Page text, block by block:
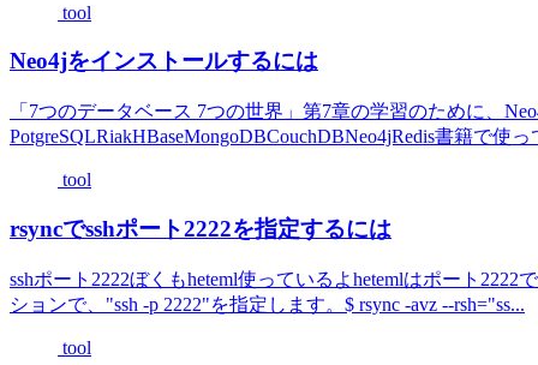
tool
Neo4jをインストールするには
「7つのデータベース 7つの世界」第7章の学習のために、
PotgreSQLRiakHBaseMongoDBCouchDBNeo4jRedis書籍で使
tool
rsyncでsshポート2222を指定するには
sshポート2222ぼくもheteml使っているよhetemlはポート
ションで、"ssh -p 2222"を指定します。$ rsync -avz --rsh="ss...
tool